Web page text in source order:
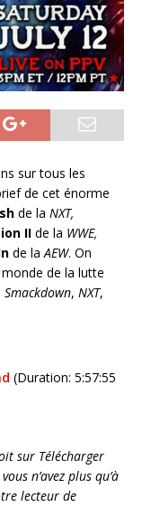
sur tous les
de cet énorme
de la NXT,
II de la WWE,
de laAEW. On
de la lutte
Smackdown, NXT,
(Duration: 5:57:55
sur Télécharger
n’avez plus qu’à
lecteur de